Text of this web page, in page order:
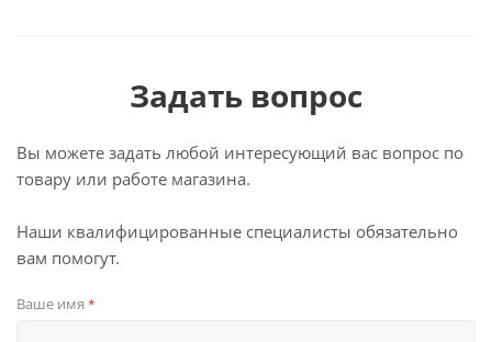
Задать вопрос
Вы можете задать любой интересующий вас вопрос по
товару или работе магазина.
Наши квалифицированные специалисты обязательно
вам помогут.
Ваше имя *